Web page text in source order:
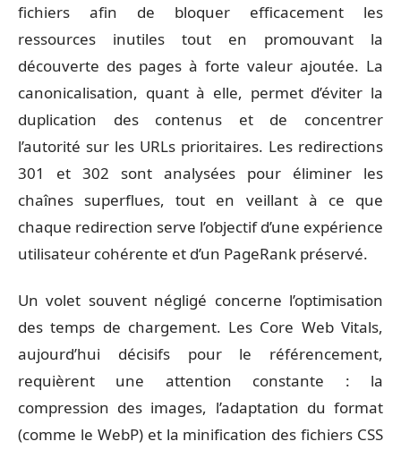
fichiers afin de bloquer efficacement les
ressources inutiles tout en promouvant la
découverte des pages à forte valeur ajoutée. La
canonicalisation, quant à elle, permet d’éviter la
duplication des contenus et de concentrer
l’autorité sur les URLs prioritaires. Les redirections
301 et 302 sont analysées pour éliminer les
chaînes superflues, tout en veillant à ce que
chaque redirection serve l’objectif d’une expérience
utilisateur cohérente et d’un PageRank préservé.
Un volet souvent négligé concerne l’optimisation
des temps de chargement. Les Core Web Vitals,
aujourd’hui décisifs pour le référencement,
requièrent une attention constante : la
compression des images, l’adaptation du format
(comme le WebP) et la minification des fichiers CSS